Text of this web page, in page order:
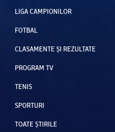
LIGA CAMPIONILOR
FOTBAL
CLASAMENTE ȘI REZULTATE
PROGRAM TV
TENIS
SPORTURI
TOATE ȘTIRILE